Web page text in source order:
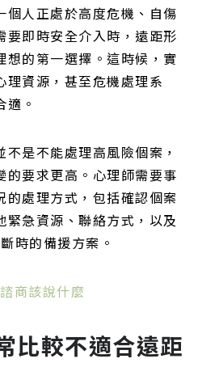
個人正處於高度危機、自傷
要即時安全介入時，遠距形
想的第一選擇。這時候，實
理資源，甚至危機處理系
。
不是不能處理高風險個案，
的要求更高。心理師需要事
的處理方式，包括確認個案
緊急資源、聯絡方式，以及
時的備援方案。
商該說什麼
比較不適合遠距